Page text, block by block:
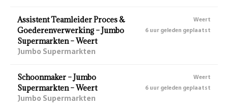
Assistent Teamleider Proces &
Goederenverwerking – Jumbo
Supermarkten – Weert
Jumbo Supermarkten
Weert
6 uur geleden geplaatst
Schoonmaker – Jumbo
Supermarkten – Weert
Jumbo Supermarkten
Weert
6 uur geleden geplaatst